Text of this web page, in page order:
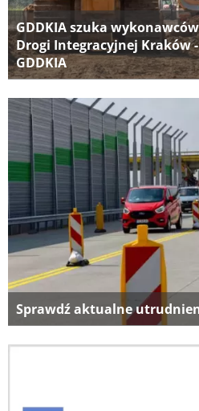
GDDKIA szuka
Drogi Integracyjnej Kraków
GDDKIA
Sprawdź aktualne